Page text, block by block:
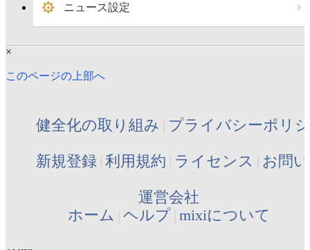
ニュース設定
×
このページの上部へ
健全化の取り組み プライバシーポリ
新規登録 利用規約 ライセンス お問
運営会社
ホーム ヘルプ mixiについて